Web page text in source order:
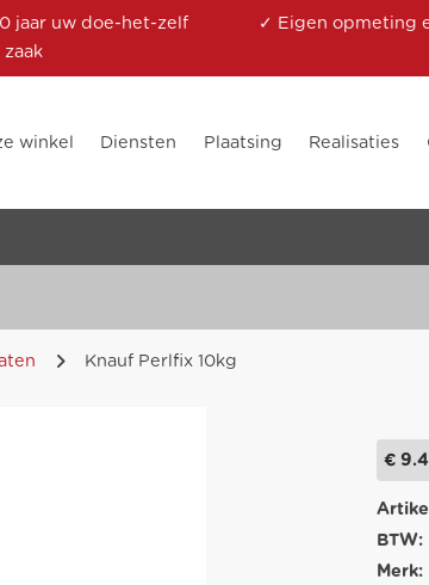
jaar uw doe-het-zelf
zaak
✓ Eigen opmeting
winkel Diensten Plaatsing Realisaties
Knauf Perlfix 10kg
€
BTW:
Merk: